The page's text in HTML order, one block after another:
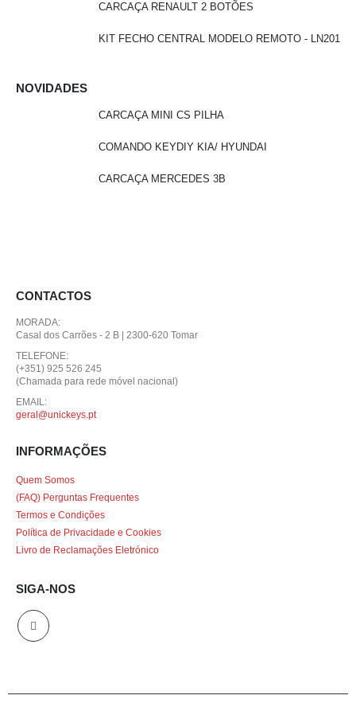
CARCAÇA RENAULT 2 BOTÕES
KIT FECHO CENTRAL MODELO REMOTO - LN201
NOVIDADES
CARCAÇA MINI CS PILHA
COMANDO KEYDIY KIA/ HYUNDAI
CARCAÇA MERCEDES 3B
CONTACTOS
MORADA:
Casal dos Carrões - 2 B | 2300-620 Tomar
TELEFONE:
(+351) 925 526 245
(Chamada para rede móvel nacional)
EMAIL:
geral@unickeys.pt
INFORMAÇÕES
Quem Somos
(FAQ) Perguntas Frequentes
Termos e Condições
Política de Privacidade e Cookies
Livro de Reclamações Eletrónico
SIGA-NOS